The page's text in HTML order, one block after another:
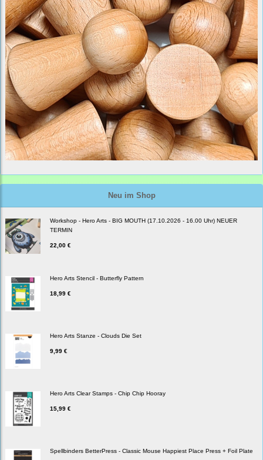
Neu im Shop
Workshop - Hero Arts - BIG MOUTH (17.10.2026 - 16.00 Uhr) NEUER
TERMIN
22,00 €
Hero Arts Stencil - Butterfly Pattern
18,99 €
Hero Arts Stanze - Clouds Die Set
9,99 €
Hero Arts Clear Stamps - Chip Chip Hooray
15,99 €
Spellbinders BetterPress - Classic Mouse Happiest Place Press + Foil Plate